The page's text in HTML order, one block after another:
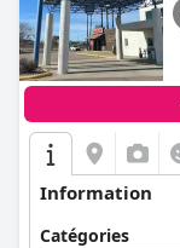
Information
Catégories